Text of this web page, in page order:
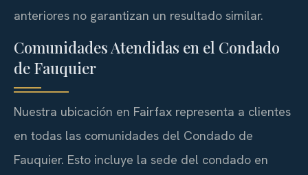
anteriores no garantizan un resultado similar.
Comunidades Atendidas en el Condado
de Fauquier
Nuestra ubicación en Fairfax representa a clientes
en todas las comunidades del Condado de
Fauquier. Esto incluye la sede del condado en